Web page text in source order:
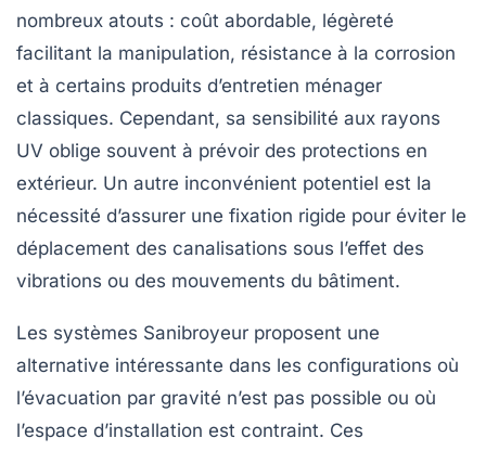
nombreux atouts : coût abordable, légèreté
facilitant la manipulation, résistance à la corrosion
et à certains produits d’entretien ménager
classiques. Cependant, sa sensibilité aux rayons
UV oblige souvent à prévoir des protections en
extérieur. Un autre inconvénient potentiel est la
nécessité d’assurer une fixation rigide pour éviter le
déplacement des canalisations sous l’effet des
vibrations ou des mouvements du bâtiment.
Les systèmes Sanibroyeur proposent une
alternative intéressante dans les configurations où
l’évacuation par gravité n’est pas possible ou où
l’espace d’installation est contraint. Ces